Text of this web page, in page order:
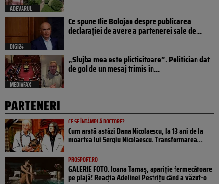
ADEVARUL
DIGI24
Ce spune Ilie Bolojan despre publicarea
declarației de avere a partenerei sale de...
MEDIAFAX
„Slujba mea este plictisitoare”. Politician dat
de gol de un mesaj trimis în...
PARTENERI
CE SE ÎNTÂMPLĂ DOCTORE?
Cum arată astăzi Dana Nicolaescu, la 13 ani de la
moartea lui Sergiu Nicolaescu. Transformarea...
PROSPORT.RO
GALERIE FOTO. Ioana Tamaş, apariție fermecătoare
pe plajă! Reacția Adelinei Pestrițu când a văzut-o